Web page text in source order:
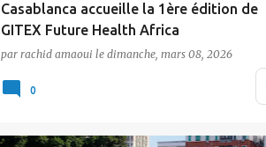
Casablanca accueille la 1ère édition de
GITEX Future Health Africa
Le Maroc franchit un cap dans sa stratégie
santé numérique. La première édition de
par rachid amaoui le dimanche, mars 08, 2026
0